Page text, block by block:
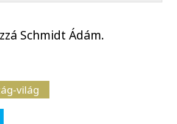
Schmidt Ádám.
világ